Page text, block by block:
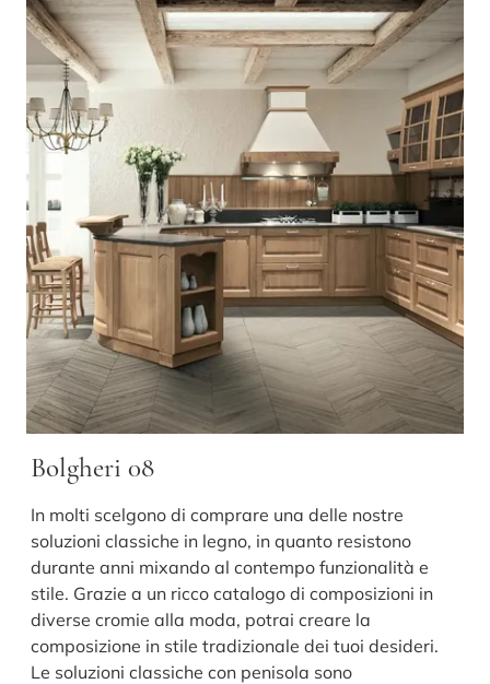
Bolgheri 08
In molti scelgono di comprare una delle nostre
soluzioni classiche in legno, in quanto resistono
durante anni mixando al contempo funzionalità e
stile. Grazie a un ricco catalogo di composizioni in
diverse cromie alla moda, potrai creare la
composizione in stile tradizionale dei tuoi desideri.
Le soluzioni classiche con penisola sono